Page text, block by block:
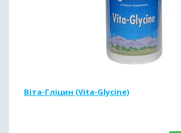
Віта-Гліцин (Vita-Glycine)